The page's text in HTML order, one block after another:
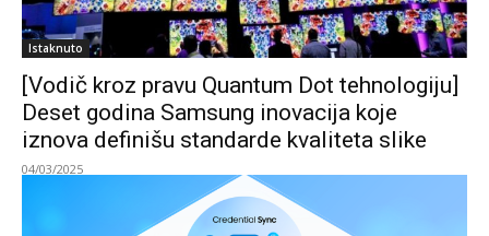
Istaknuto
[Vodič kroz pravu Quantum Dot tehnologiju]
Deset godina Samsung inovacija koje
iznova definišu standarde kvaliteta slike
04/03/2025